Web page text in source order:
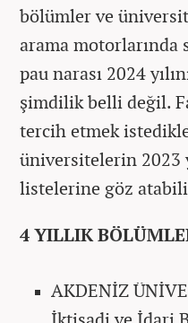
bölümler ve
arama motorlarında
pau narası 2024
şimdilik belli değil.
tercih etmek
üniversitelerin 2023
listelerine göz
4 YILLIK
AKDENİZ